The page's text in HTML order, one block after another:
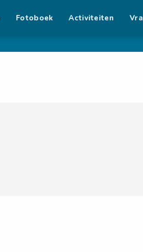
Fotoboek Activiteiten